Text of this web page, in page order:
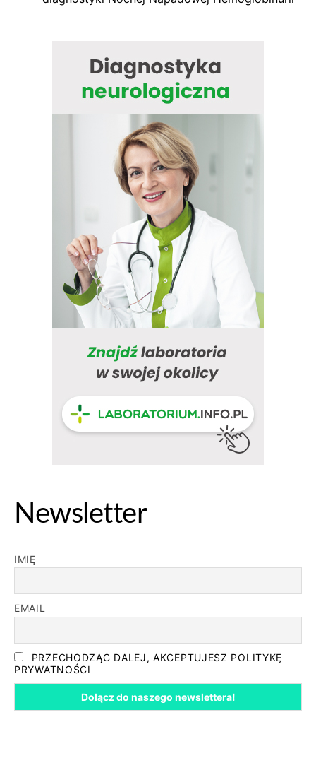
Newsletter
IMIĘ
EMAIL
PRZECHODZĄC DALEJ, AKCEPTUJESZ POLITYKĘ
PRYWATNOŚCI